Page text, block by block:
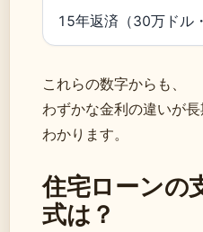
15年返済（30万ドル
これらの数字からも、
わずかな金利の違いが
わかります。
住宅ローンの
式は？